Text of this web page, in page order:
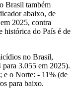
Brasil também
abaixo, de
2025, contra
histórica do País é de
no Brasil,
3.055 em 2025).
e o Norte: - 11% (de
para baixo.